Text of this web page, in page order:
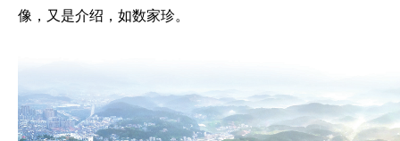
像，又是介绍，如数家珍。